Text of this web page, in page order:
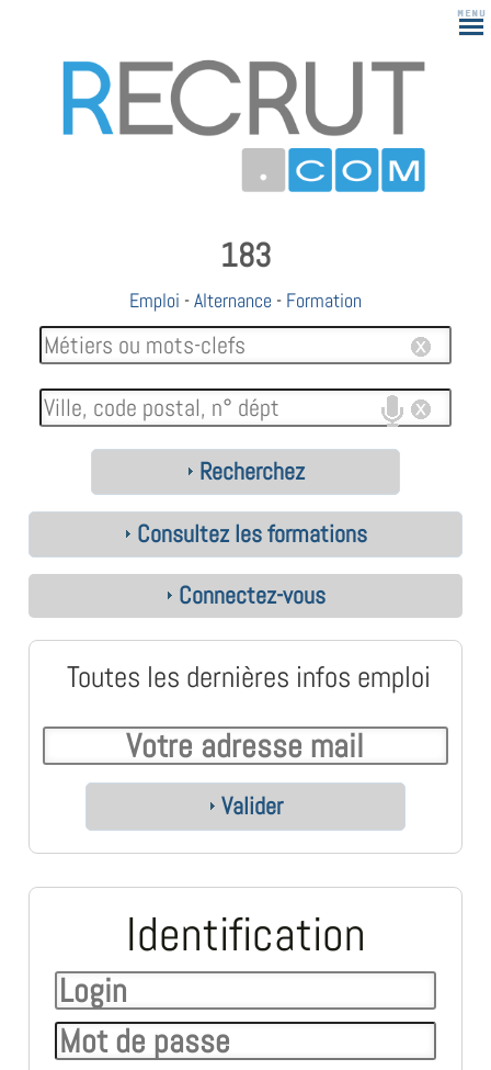
183
Emploi -Alternance - Formation
Recherchez
Consultez les formations
Connectez-vous
Toutes les dernières infos emploi
Valider
Identification